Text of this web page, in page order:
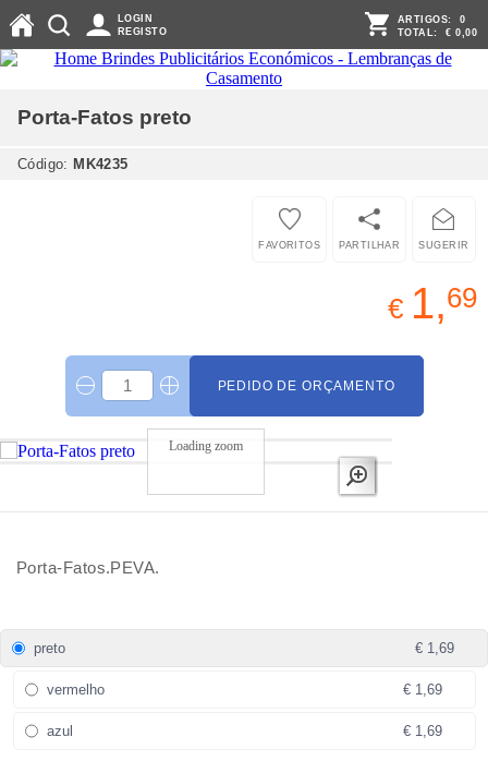
LOGIN
REGISTO
ARTIGOS: 0
TOTAL: € 0,00
Porta-Fatos preto
Código: MK4235
SUGERIR
PARTILHAR
FAVORITOS
€ 1,69
PEDIDO DE ORÇAMENTO
Loading zoom
Porta-Fatos.PEVA.
preto € 1,69
vermelho € 1,69
azul € 1,69